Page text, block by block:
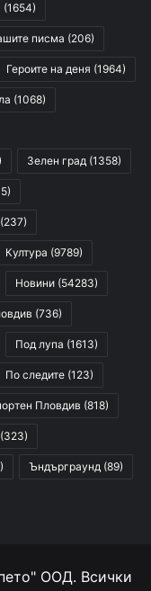
(1654)
писма (206)
Героите на деня (1964)
(1068)
Зелен град (1358)
(237)
Култура (9789)
Новини (54283)
(736)
Под лупа (1613)
По следите (123)
Пловдив (818)
(323)
Ъндърграунд (89)
ООД. Всички